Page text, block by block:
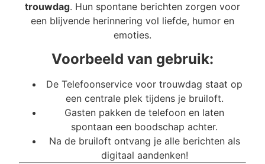
trouwdag. Hun spontane berichten zorgen voor
een blijvende herinnering vol liefde, humor en
emoties.
Voorbeeld van gebruik:
De Telefoonservice voor trouwdag staat op
een centrale plek tijdens je bruiloft.
Gasten pakken de telefoon en laten
spontaan een boodschap achter.
Na de bruiloft ontvang je alle berichten als
digitaal aandenken!